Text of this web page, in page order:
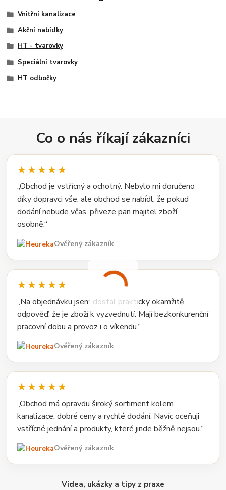
Vnitřní kanalizace
Akční nabídky
HT - tvarovky
Speciální tvarovky
HT odbočky
Co o nás říkají zákazníci
★★★★★
„Obchod je vstřícný a ochotný. Nebylo mi doručeno
díky dopravci vše, ale obchod se nabídl, že pokud
dodání nebude včas, přiveze pan majitel zboží
osobně.“
Ověřený zákazník
★★★★★
„Na objednávku jsem dostal prakticky okamžitě
odpověď, že je zboží k vyzvednutí. Mají bezkonkurenční
pracovní dobu a provoz i o víkendu.“
Ověřený zákazník
★★★★★
„Obchod má opravdu široký sortiment kolem
kanalizace, dobré ceny a rychlé dodání. Navíc oceňuji
vstřícné jednání a produkty, které jinde běžně nejsou.“
Ověřený zákazník
Videa, ukázky a tipy z praxe